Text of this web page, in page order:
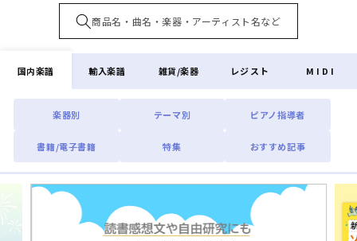
ロ
グ
イ
ン
国内楽譜
楽器別 テーマ別 ピアノ指導者
書籍/電子書籍 特集 おすすめ記事
輸入楽譜 雑貨/楽器 レジスト MIDI